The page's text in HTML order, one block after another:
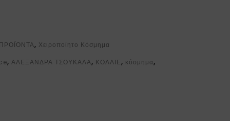
, Χειροποίητο Κόσμημα
,ΑΛΕΞΑΝΔΡΑ ΤΣΟΥΚΑΛΑ, ΚΟΛΛΙΕ, κόσμημα,